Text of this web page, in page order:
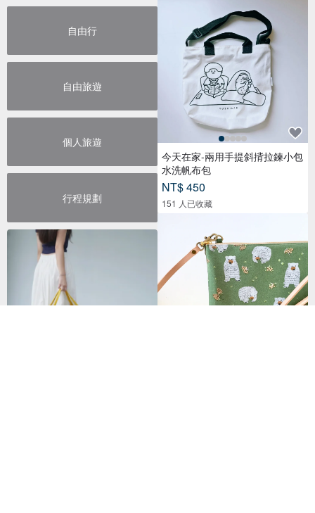
自由行
自由旅遊
個人旅遊
行程規劃
今天在家-兩用手提斜揹拉鍊小包
水洗帆布包
NT$ 450
151 人已收藏